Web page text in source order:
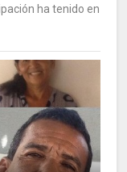
ha tenido en